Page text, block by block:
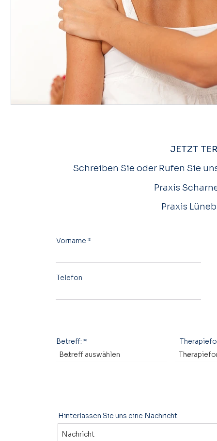
JETZT
Schreiben Sie oder Rufen Sie
Praxis
Praxis
Vorname
Telefon
Betreff:
Hinterlassen Sie uns eine Nachricht: